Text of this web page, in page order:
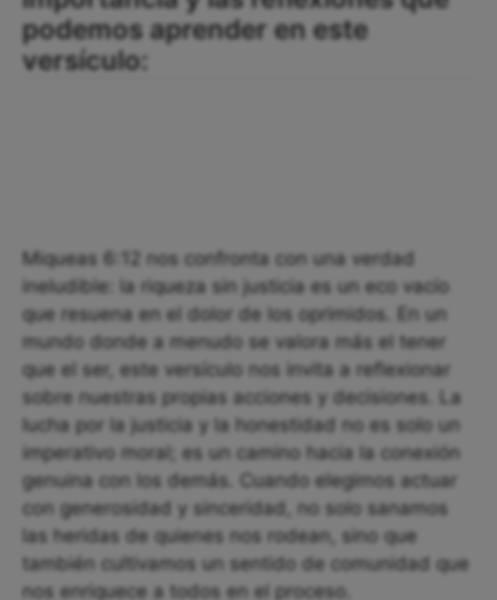
podemos aprender en este
versículo:
Miqueas 6:12 nos confronta con una verdad
ineludible: la riqueza sin justicia es un eco vacío
que resuena en el dolor de los oprimidos. En un
mundo donde a menudo se valora más el tener
que el ser, este versículo nos invita a reflexionar
sobre nuestras propias acciones y decisiones. La
lucha por la justicia y la honestidad no es solo un
imperativo moral; es un camino hacia la conexión
genuina con los demás. Cuando elegimos actuar
con generosidad y sinceridad, no solo sanamos
las heridas de quienes nos rodean, sino que
también cultivamos un sentido de comunidad que
nos enriquece a todos en el proceso.